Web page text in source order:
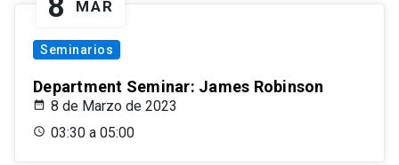
MAR
Seminarios
Department Seminar: James Robinson
8 de Marzo de 2023
03:30 a 05:00